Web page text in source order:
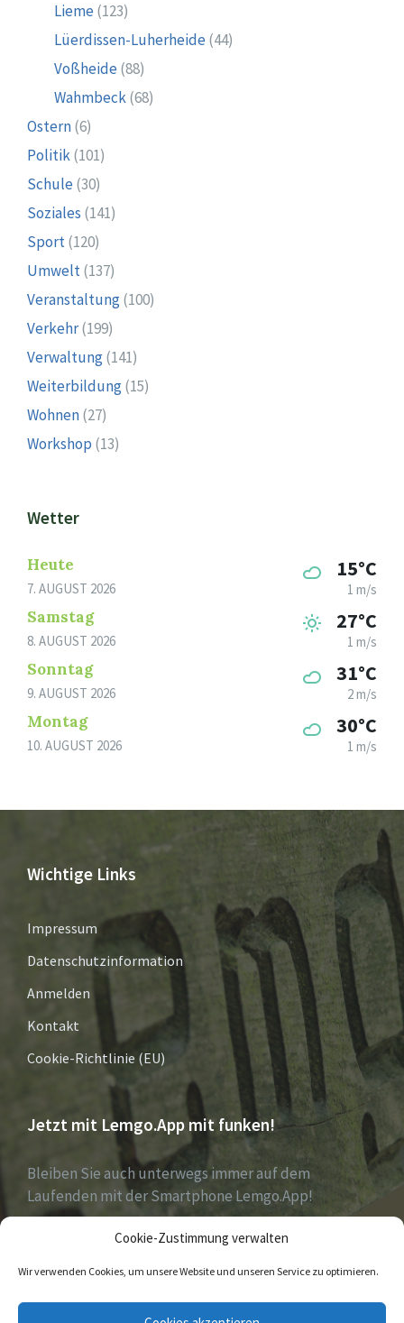
Cookie-Zustimmung verwalten
Wir verwenden Cookies, um unsere Website und unseren Service zu optimieren.
Lieme (123)
Lüerdissen-Luherheide (44)
Voßheide (88)
Wahmbeck(68)
Ostern(6)
Politik(101)
Schule (30)
Soziales (141)
Sport(120)
Umwelt(137)
Veranstaltung(100)
Verkehr(199)
Verwaltung(141)
Weiterbildung(15)
Wohnen(27)
Workshop (13)
Wetter
Heute
7. AUGUST 2026
15°C
1 m/s
Samstag
8. AUGUST 2026
27°C
1 m/s
Sonntag
9. AUGUST 2026
31°C
2 m/s
Montag
10. AUGUST 2026
30°C
1 m/s
Wichtige Links
Impressum
Datenschutzinformation
Anmelden
Kontakt
Cookie-Richtlinie (EU)
Jetzt mit Lemgo.App mit funken!
Bleiben Sie auch unterwegs immer auf dem
Laufenden mit der Smartphone Lemgo.App!
Jetzt laden für iOS & Android
Facebook Twitter